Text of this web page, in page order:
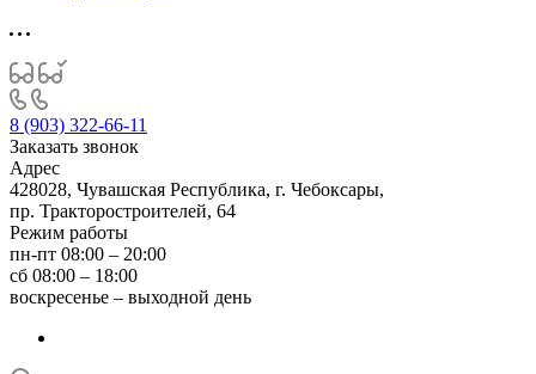
8 (903) 322-66-11
Заказать звонок
Адрес
428028, Чувашская Республика, г. Чебоксары,
пр. Тракторостроителей, 64
Режим работы
пн-пт 08:00 – 20:00
сб 08:00 – 18:00
воскресенье – выходной день